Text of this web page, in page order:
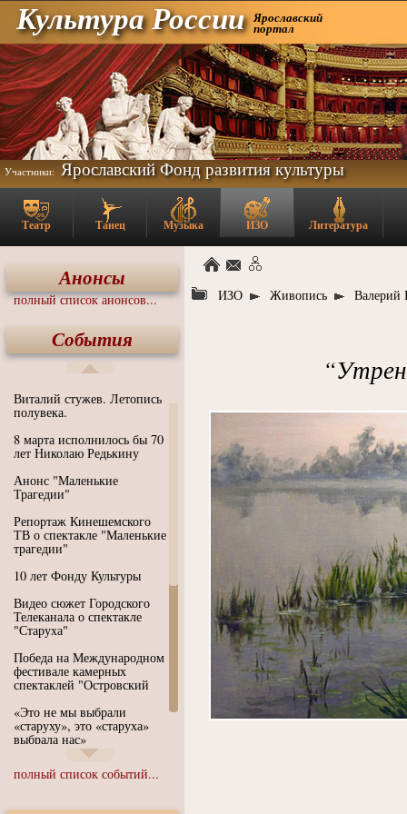
Культура России Ярославский
портал
Участники: Ярославский Фонд развития культуры
Театр Танец Музыка ИЗО Литература
Анонсы
полный список анонсов...
События
Виталий стужев. Летопись
полувека.
8 марта исполнилось бы 70
лет Николаю Редькину
Анонс "Маленькие
Трагедии"
Репортаж Кинешемского
ТВ о спектакле "Маленькие
трагедии"
10 лет Фонду Культуры
Видео сюжет Городского
Телеканала о спектакле
"Старуха"
Победа на Международном
фестивале камерных
спектаклей "Островский
«Это не мы выбрали
«старуху», это «старуха»
выбрала нас»
Иммерсивный спектакль
"Язык чистого полета
полный список событий...
ИЗО Живопись Валерий